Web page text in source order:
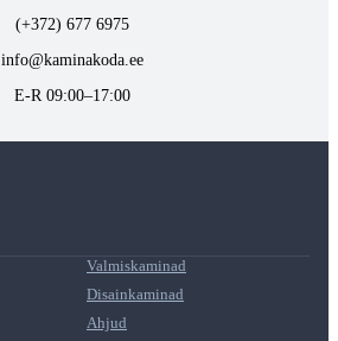
(+372) 677 6975
info@kaminakoda.ee
E-R 09:00–17:00
Valmiskaminad
Disainkaminad
Ahjud